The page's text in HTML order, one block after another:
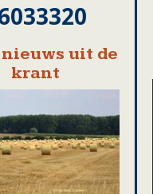
uit de
krant